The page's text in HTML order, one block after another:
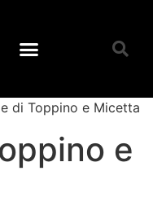
di Toppino e Micetta
e